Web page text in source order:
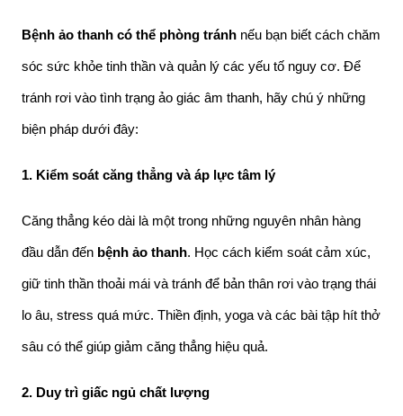
Bệnh ảo thanh có thể phòng tránh nếu bạn biết cách chăm
sóc sức khỏe tinh thần và quản lý các yếu tố nguy cơ. Để
tránh rơi vào tình trạng ảo giác âm thanh, hãy chú ý những
biện pháp dưới đây:
1. Kiểm soát căng thẳng và áp lực tâm lý
Căng thẳng kéo dài là một trong những nguyên nhân hàng
đầu dẫn đến bệnh ảo thanh. Học cách kiểm soát cảm xúc,
giữ tinh thần thoải mái và tránh để bản thân rơi vào trạng thái
lo âu, stress quá mức. Thiền định, yoga và các bài tập hít thở
sâu có thể giúp giảm căng thẳng hiệu quả.
2. Duy trì giấc ngủ chất lượng